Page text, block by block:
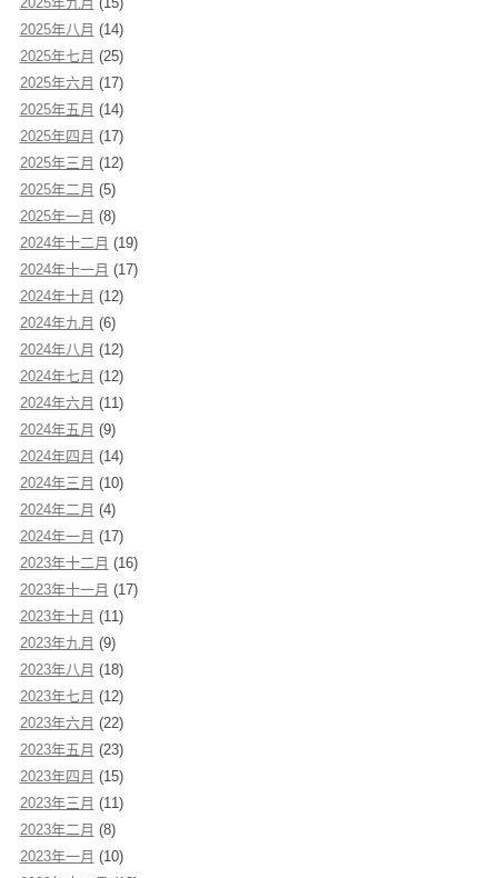
2025年八月 (14)
2025年七月 (25)
2025年六月 (17)
2025年五月 (14)
2025年四月 (17)
2025年三月 (12)
2025年二月 (5)
2025年一月 (8)
2024年十二月 (19)
2024年十一月 (17)
2024年十月 (12)
2024年九月 (6)
2024年八月 (12)
2024年七月 (12)
2024年六月 (11)
2024年五月 (9)
2024年四月 (14)
2024年三月 (10)
2024年二月 (4)
2024年一月 (17)
2023年十二月 (16)
2023年十一月 (17)
2023年十月 (11)
2023年九月 (9)
2023年八月 (18)
2023年七月 (12)
2023年六月 (22)
2023年五月 (23)
2023年四月 (15)
2023年三月 (11)
2023年二月 (8)
2023年一月 (10)